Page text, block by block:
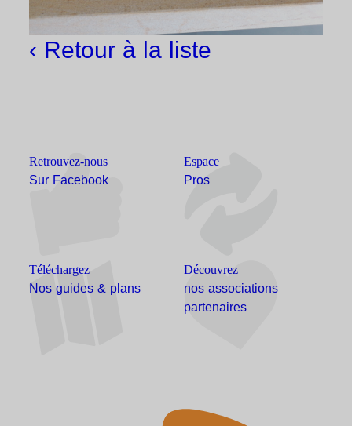
‹ Retour à la liste
Retrouvez-nous
Sur Facebook
Espace
Pros
Téléchargez
Nos guides & plans
Découvrez
nos associations
partenaires